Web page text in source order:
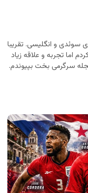
سوئدی و انگلیسی. تقریبا
اما تجربه و علاقه زیاد
سرگرمی بخت بپیوندم.